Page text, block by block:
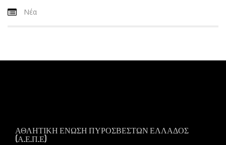
Νέα
ΑΘΛΗΤΙΚΗ ΕΝΩΣΗ ΠΥΡΟΣΒΕΣΤΩΝ ΕΛΛΑΔΟΣ
(Α.Ε.Π.Ε)